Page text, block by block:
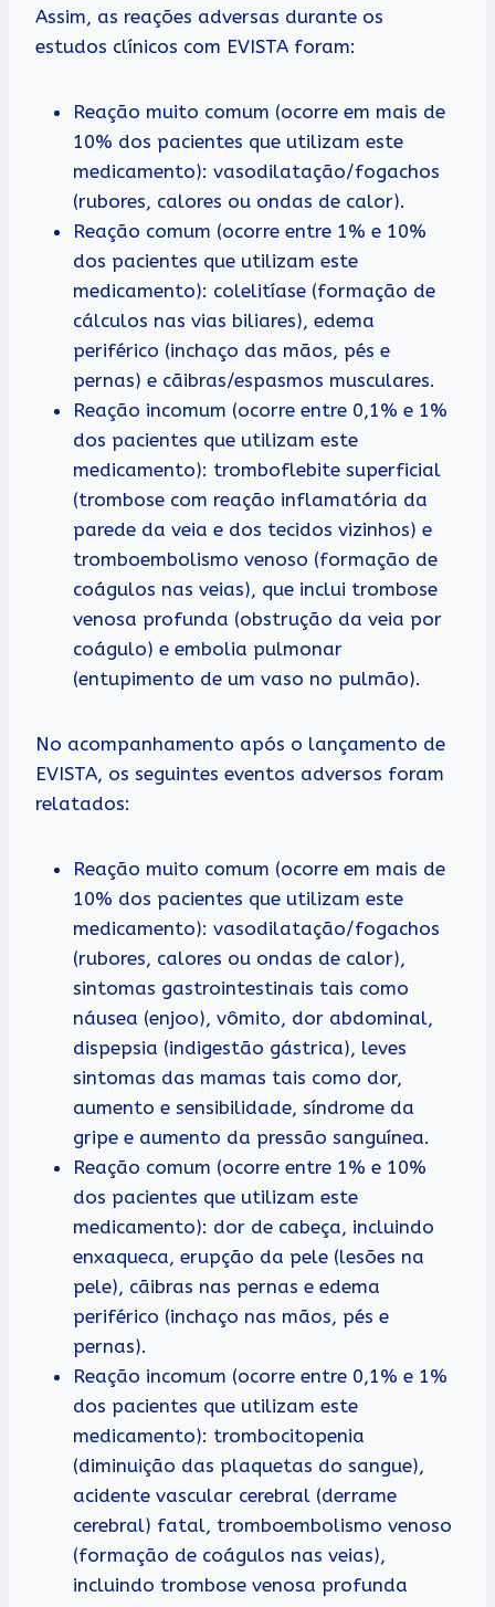
Assim, as reações adversas durante os
estudos clínicos com EVISTA foram:
Reação muito comum (ocorre em mais de
10% dos pacientes que utilizam este
medicamento): vasodilatação/fogachos
(rubores, calores ou ondas de calor).
Reação comum (ocorre entre 1% e 10%
dos pacientes que utilizam este
medicamento): colelitíase (formação de
cálculos nas vias biliares), edema
periférico (inchaço das mãos, pés e
pernas) e cãibras/espasmos musculares.
Reação incomum (ocorre entre 0,1% e 1%
dos pacientes que utilizam este
medicamento): tromboflebite superficial
(trombose com reação inflamatória da
parede da veia e dos tecidos vizinhos) e
tromboembolismo venoso (formação de
coágulos nas veias), que inclui trombose
venosa profunda (obstrução da veia por
coágulo) e embolia pulmonar
(entupimento de um vaso no pulmão).
No acompanhamento após o lançamento de
EVISTA, os seguintes eventos adversos foram
relatados:
Reação muito comum (ocorre em mais de
10% dos pacientes que utilizam este
medicamento): vasodilatação/fogachos
(rubores, calores ou ondas de calor),
sintomas gastrointestinais tais como
náusea (enjoo), vômito, dor abdominal,
dispepsia (indigestão gástrica), leves
sintomas das mamas tais como dor,
aumento e sensibilidade, síndrome da
gripe e aumento da pressão sanguínea.
Reação comum (ocorre entre 1% e 10%
dos pacientes que utilizam este
medicamento): dor de cabeça, incluindo
enxaqueca, erupção da pele (lesões na
pele), cãibras nas pernas e edema
periférico (inchaço nas mãos, pés e
pernas).
Reação incomum (ocorre entre 0,1% e 1%
dos pacientes que utilizam este
medicamento): trombocitopenia
(diminuição das plaquetas do sangue),
acidente vascular cerebral (derrame
cerebral) fatal, tromboembolismo venoso
(formação de coágulos nas veias),
incluindo trombose venosa profunda